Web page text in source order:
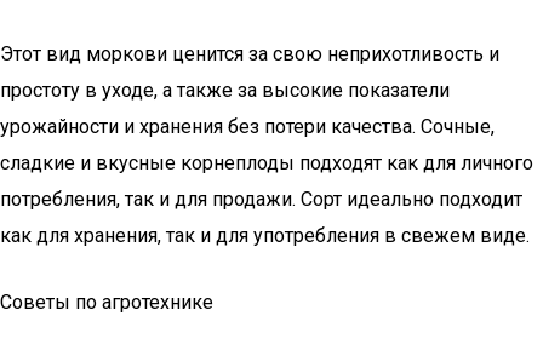
Этот вид моркови ценится за свою неприхотливость и
простоту в уходе, а также за высокие показатели
урожайности и хранения без потери качества. Сочные,
сладкие и вкусные корнеплоды подходят как для личного
потребления, так и для продажи. Сорт идеально подходит
как для хранения, так и для употребления в свежем виде.
Советы по агротехнике